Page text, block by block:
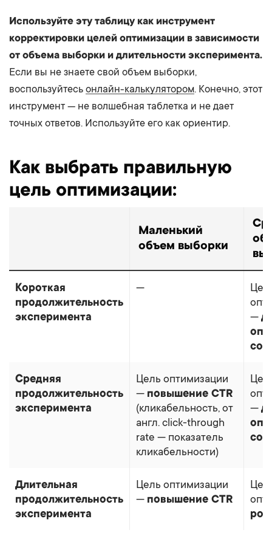
Используйте эту таблицу как инструмент
корректировки целей оптимизации в зависимости
от объема выборки и длительности эксперимента.
Если вы не знаете свой объем выборки,
воспользуйтесь онлайн-калькулятором. Конечно, этот
инструмент — не волшебная таблетка и не дает
точных ответов. Используйте его как ориентир.
Как выбрать правильную
цель оптимизации:
Маленький
объем выборки
Короткая
продолжительность
эксперимента
—
—
Средняя
продолжительность
эксперимента
Цель оптимизации
— повышение CTR
(кликабельность, от
англ. click-through
rate — показатель
кликабельности)
—
Длительная
продолжительность
эксперимента
Цель оптимизации
— повышение CTR